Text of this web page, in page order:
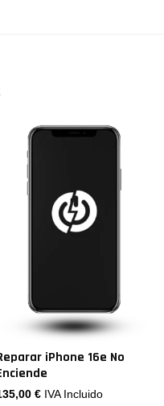
iPhone 16e No
€ IVA Incluido